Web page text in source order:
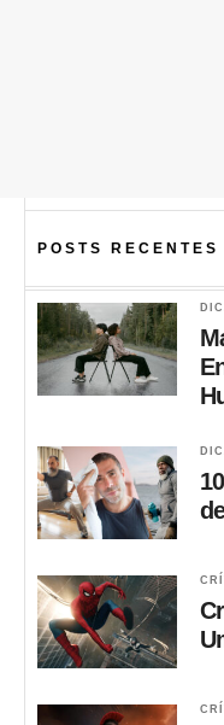
POSTS RECENTES